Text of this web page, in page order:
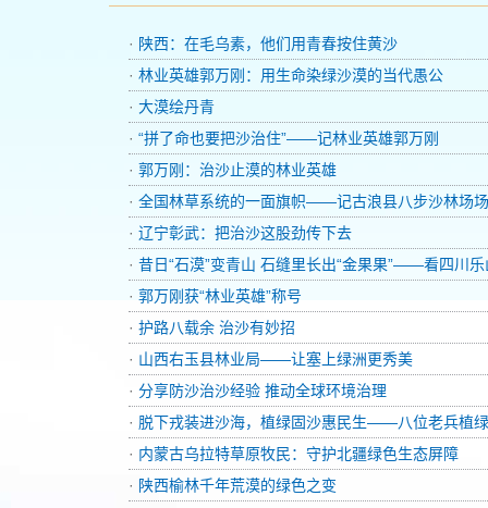
· 陕西：在毛乌素，他们用青春按住黄沙
· 林业英雄郭万刚：用生命染绿沙漠的当代愚公
· 大漠绘丹青
· “拼了命也要把沙治住”——记林业英雄郭万刚
· 郭万刚：治沙止漠的林业英雄
· 全国林草系统的一面旗帜——记古浪县八步沙林场场
· 辽宁彰武：把治沙这股劲传下去
· 昔日“石漠”变青山 石缝里长出“金果果”——看四川
· 郭万刚获“林业英雄”称号
· 护路八载余 治沙有妙招
· 山西右玉县林业局——让塞上绿洲更秀美
· 分享防沙治沙经验 推动全球环境治理
· 脱下戎装进沙海，植绿固沙惠民生——八位老兵植绿
· 内蒙古乌拉特草原牧民：守护北疆绿色生态屏障
· 陕西榆林千年荒漠的绿色之变